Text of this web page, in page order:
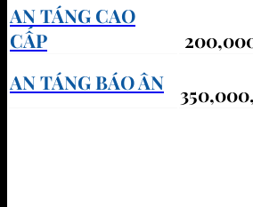
AN TÁNG CAO
CẤP
AN TÁNG BÁO ÂN